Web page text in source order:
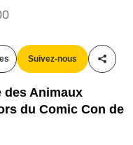
Suivez-nous
des Animaux
du Comic Con de